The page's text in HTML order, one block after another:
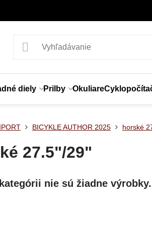
diely Prilby Okuliare
BICYKLE AUTHOR 2025 horské
27.5"/29"